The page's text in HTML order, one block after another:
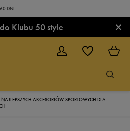
DNI.
Klubu 50 style ×
NAJLEPSZYCH AKCESORIÓW SPORTOWYCH DLA